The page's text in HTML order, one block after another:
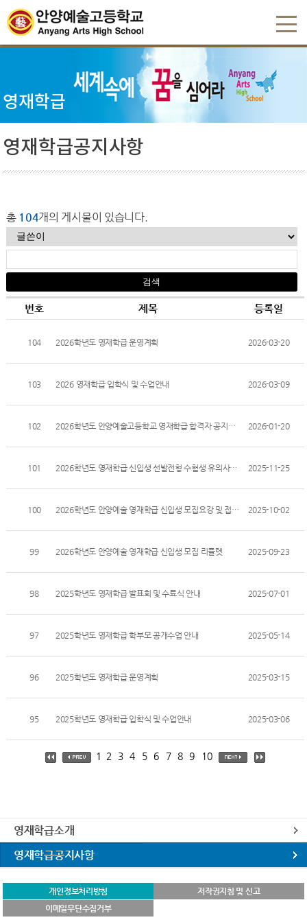
영재학급
영재학급공지사항
총 104개의 게시물이 있습니다.
번호 제목 등록일
104 2026학년도 영재학급 운영계획 2026-03-20
103 2026 영재학급 입학식 및 수업안내 2026-03-09
102 2026학년도 안양예술고등학교 영재학급 합격자 공지사항 안내 2026-01-20
101 2026학년도 영재학급 신입생 선발전형 수험생 유의사항 안내 2025-11-25
100 2026학년도 안양예술 영재학급 신입생 모집요강 및 접수안내 2025-10-02
99 2026학년도 안양예술 영재학급 신입생 모집 리플렛 2025-09-23
98 2025학년도 영재학급 발표회 및 수료식 안내 2025-07-01
97 2025학년도 영재학급 학부모 공개수업 안내 2025-05-14
96 2025학년도 영재학급 운영계획 2025-03-15
95 2025학년도 영재학급 입학식 및 수업안내 2025-03-06
1 2 3 4 5 6 7 8 9 10
영재학급소개
영재학급공지사항
개인정보처리방침
저작권지침 및 신고
이메일무단수집거부